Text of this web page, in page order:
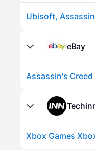
Ubisoft,
eBay